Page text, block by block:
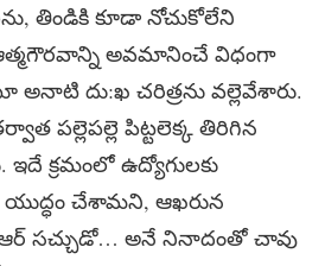
తిండికి కూడా నోచుకోలేని
అవమానించే విధంగా
అనాటి దు:ఖ చరిత్రను వల్లెవేశారు.
పల్లెపల్లె పిట్టలెక్క తిరిగిన
క్రమంలో ఉద్యోగులకు
చేశామని, ఆఖరున
సచ్చుడో… అనే నినాదంతో చావు